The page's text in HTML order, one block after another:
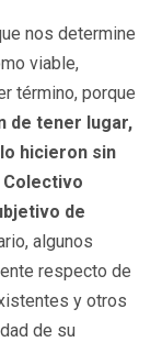
nos determine
viable,
término, porque
de tener lugar,
hicieron sin
Colectivo
de
algunos
respecto de
y otros
de su